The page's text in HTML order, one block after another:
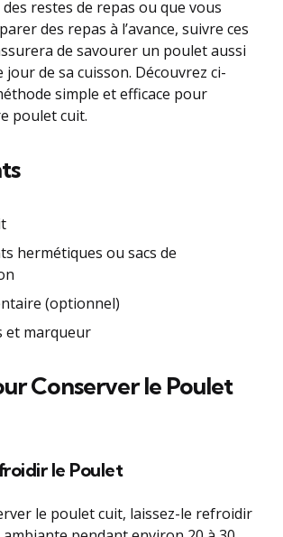
restes de repas ou que vous
des repas à l’avance, suivre ces
de savourer un poulet aussi
jour de sa cuisson. Découvrez ci-
simple et efficace pour
poulet cuit.
hermétiques ou sacs de
(optionnel)
et marqueur
Conserver le Poulet
le Poulet
le poulet cuit, laissez-le refroidir